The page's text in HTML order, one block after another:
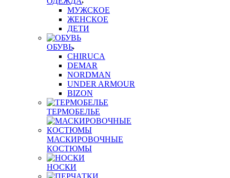
МУЖСКОЕ
ЖЕНСКОЕ
ДЕТИ
ОБУВЬ
CHIRUCA
DEMAR
NORDMAN
UNDER ARMOUR
BIZON
ТЕРМОБЕЛЬЕ
МАСКИРОВОЧНЫЕ
КОСТЮМЫ
НОСКИ